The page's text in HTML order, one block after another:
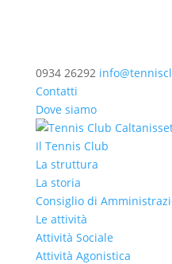
0934 26292
Contatti
Dove siamo
Il Tennis Club
La struttura
La storia
Consiglio di
Le attività
Attività Sociale
Attività Agonistica